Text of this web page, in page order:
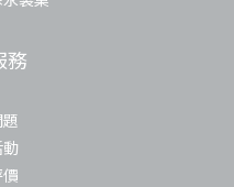
務